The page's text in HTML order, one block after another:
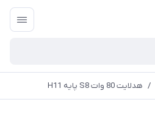
/ هدلایت 80 وات S8 پایه H11